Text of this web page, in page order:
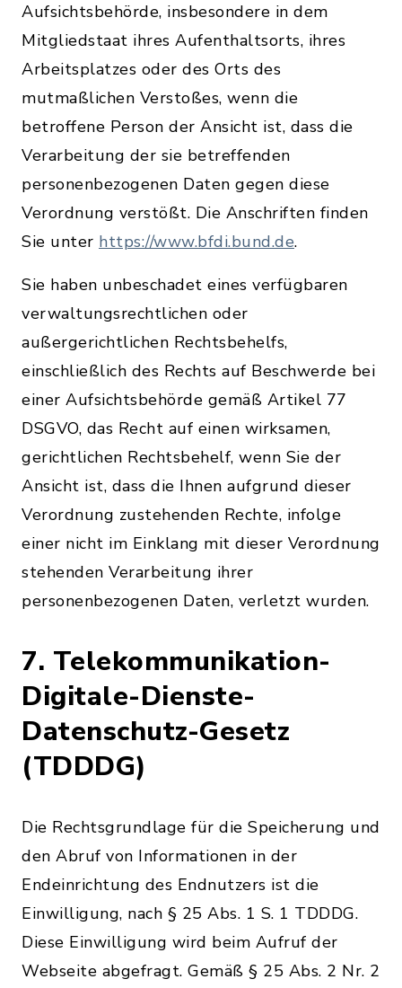
Aufsichtsbehörde, insbesondere in dem
Mitgliedstaat ihres Aufenthaltsorts, ihres
Arbeitsplatzes oder des Orts des
mutmaßlichen Verstoßes, wenn die
betroffene Person der Ansicht ist, dass die
Verarbeitung der sie betreffenden
personenbezogenen Daten gegen diese
Verordnung verstößt. Die Anschriften finden
Sie unter https://www.bfdi.bund.de.
Sie haben unbeschadet eines verfügbaren
verwaltungsrechtlichen oder
außergerichtlichen Rechtsbehelfs,
einschließlich des Rechts auf Beschwerde bei
einer Aufsichtsbehörde gemäß Artikel 77
DSGVO, das Recht auf einen wirksamen,
gerichtlichen Rechtsbehelf, wenn Sie der
Ansicht ist, dass die Ihnen aufgrund dieser
Verordnung zustehenden Rechte, infolge
einer nicht im Einklang mit dieser Verordnung
stehenden Verarbeitung ihrer
personenbezogenen Daten, verletzt wurden.
7. Telekommunikation-
Digitale-Dienste-
Datenschutz-Gesetz
(TDDDG)
Die Rechtsgrundlage für die Speicherung und
den Abruf von Informationen in der
Endeinrichtung des Endnutzers ist die
Einwilligung, nach § 25 Abs. 1 S. 1 TDDDG.
Diese Einwilligung wird beim Aufruf der
Webseite abgefragt. Gemäß § 25 Abs. 2 Nr. 2